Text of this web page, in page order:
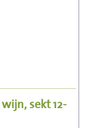
wijn, sekt 12-
14